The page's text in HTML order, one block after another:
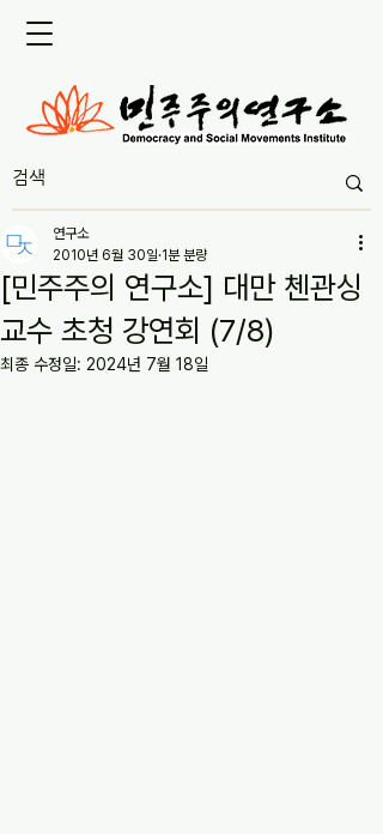
[민주주의 연구소] 대만 첸관싱
교수 초청 강연회 (7/8)
연구소
2010년 6월 30일 1분 분량
최종 수정일: 2024년 7월 18일